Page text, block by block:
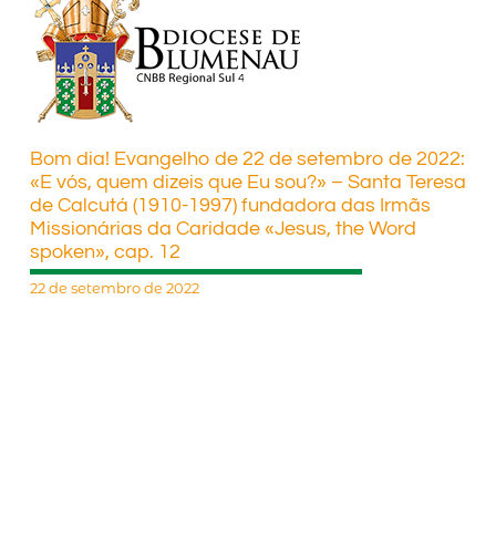
Bom dia! Evangelho de 22 de setembro de 2022:
«E vós, quem dizeis que Eu sou?» – Santa Teresa
de Calcutá (1910-1997) fundadora das Irmãs
Missionárias da Caridade «Jesus, the Word
spoken», cap. 12
22 de setembro de 2022